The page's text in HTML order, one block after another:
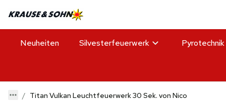
Neuheiten Silvesterfeuerwerk Pyrotechnik
Titan Vulkan Leuchtfeuerwerk 30 Sek. von Nico